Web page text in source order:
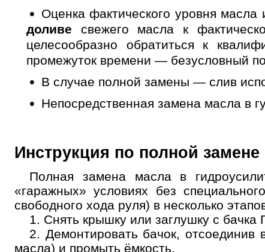
Оценка фактического уровня
доливе свежего масла к
целесообразно обратиться к
промежуток времени — безусловный
В случае полной замены — слив
Непосредственная замена масла в
Инструкция по полной замене
Полная замена масла в
«гаражных» условиях без
свободного хода руля) в несколько
1. Снять крышку или заглушку с
2. Демонтировать бачок, отсоединив
масла) и промыть ёмкость.